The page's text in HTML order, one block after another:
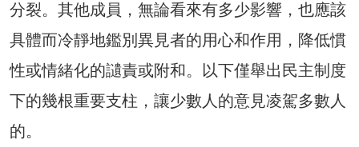
分裂。其他成員，無論看來有多少影響，也應該
具體而冷靜地鑑別異見者的用心和作用，降低慣
性或情緒化的讉責或附和。以下僅舉出民主制度
下的幾根重要支柱，讓少數人的意見凌駕多數人
的。